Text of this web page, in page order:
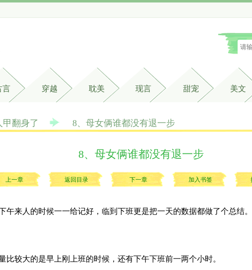
言 穿越 耽美 现言 甜宠 美文
甲翻身了 8、母女俩谁都没有退一步
8、母女俩谁都没有退一步
上一章 返回目录 下一章 加入书签
来人的时候一一给记好，临到下班更是把一天的数据都做了个总结。
较大的是早上刚上班的时候，还有下午下班前一两个小时。